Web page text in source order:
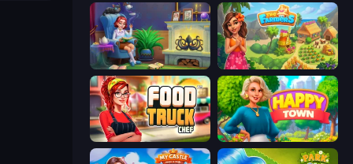
Halloween Merge The Farmers
Food Truck Chef™: A Fun Cooking Game Happy Town